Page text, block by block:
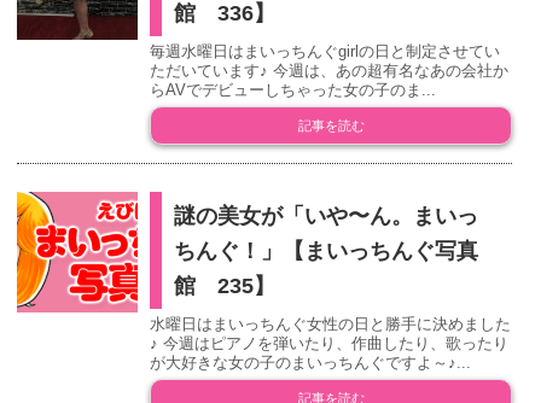
館 336】
毎週水曜日はまいっちんぐgirlの日と制定させてい
ただいています♪ 今週は、あの超有名なあの会社か
らAVでデビューしちゃった女の子のま...
記事を読む
謎の美女が「いや〜ん。まいっ
ちんぐ！」【まいっちんぐ写真
館 235】
水曜日はまいっちんぐ女性の日と勝手に決めました
♪ 今週はピアノを弾いたり、作曲したり、歌ったり
が大好きな女の子のまいっちんぐですよ～♪...
記事を読む